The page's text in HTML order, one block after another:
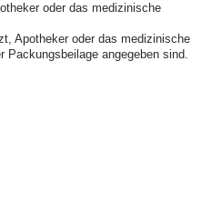
oder das medizinische
Apotheker oder das medizinische
Packungsbeilage angegeben sind.